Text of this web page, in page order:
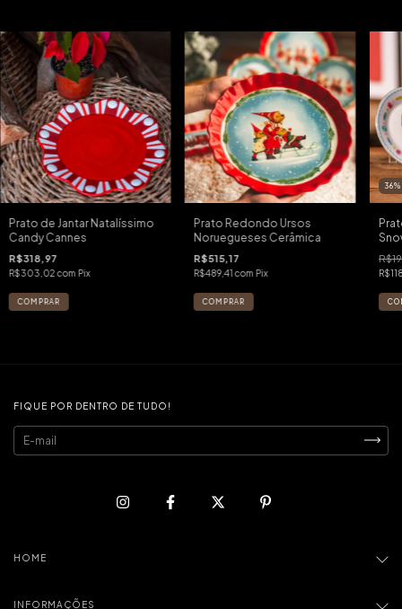
Prato de Jantar Natalíssimo
Candy Cannes
R$318,97
R$303,02com Pix
Prato Redondo Ursos
Noruegueses Cerâmica
R$515,17
R$489,41com Pix
36%
FIQUE POR DENTRO DE TUDO!
HOME
INFORMAÇÕES